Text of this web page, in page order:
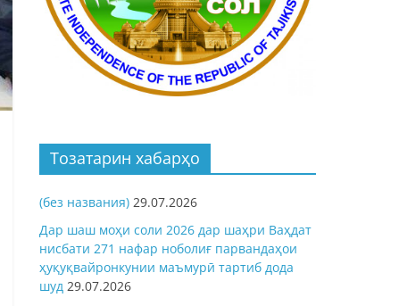
Тозатарин хабарҳо
(без названия) 29.07.2026
Дар шаш моҳи соли 2026 дар шаҳри Ваҳдат
нисбати 271 нафар ноболиғ парвандаҳои
ҳуқуқвайронкунии маъмурӣ тартиб дода
шуд 29.07.2026